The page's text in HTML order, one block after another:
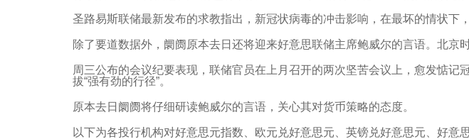
圣路易斯联储最新发布的求教指出，新冠状病毒的冲击影响，在最坏的情状下
除了要道数据外，阛阓原本去日还将迎来好意思联储主席鲍威尔的言语。北京
周三公布的会议纪要表现，联储官员在上月召开的两次坚苦会议上，愈发惦
拔“强有劲的行径”。
原本去日阛阓将仔细研读鲍威尔的言语，关心其对货币策略的态度。
以下为各投行机构对好意思元指数、欧元兑好意思元、英镑兑好意思元、好意